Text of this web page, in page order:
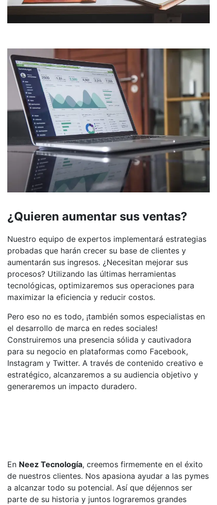
¿Quieren aumentar sus ventas?
Nuestro equipo de expertos implementará estrategias
probadas que harán crecer su base de clientes y
aumentarán sus ingresos. ¿Necesitan mejorar sus
procesos? Utilizando las últimas herramientas
tecnológicas, optimizaremos sus operaciones para
maximizar la eficiencia y reducir costos.
Pero eso no es todo, ¡también somos especialistas en
el desarrollo de marca en redes sociales!
Construiremos una presencia sólida y cautivadora
para su negocio en plataformas como Facebook,
Instagram y Twitter. A través de contenido creativo e
estratégico, alcanzaremos a su audiencia objetivo y
generaremos un impacto duradero.
En Neez Tecnología, creemos firmemente en el éxito
de nuestros clientes. Nos apasiona ayudar a las pymes
a alcanzar todo su potencial. Así que déjennos ser
parte de su historia y juntos lograremos grandes